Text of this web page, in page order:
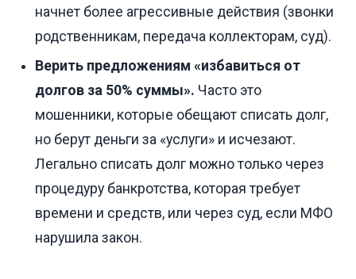
начнет более агрессивные действия (звонки
родственникам, передача коллекторам, суд).
Верить предложениям «избавиться от
долгов за 50% суммы». Часто это
мошенники, которые обещают списать долг,
но берут деньги за «услуги» и исчезают.
Легально списать долг можно только через
процедуру банкротства, которая требует
времени и средств, или через суд, если МФО
нарушила закон.